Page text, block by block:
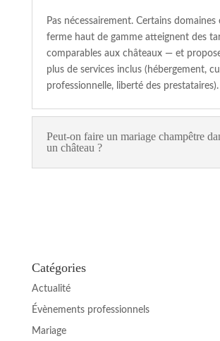
Pas nécessairement. Certains domaines
ferme haut de gamme atteignent des
comparables aux châteaux — et
plus de services inclus (hébergement,
professionnelle, liberté des prestataires).
Peut-on faire un mariage champêtre
un château ?
Catégories
Actualité
Évènements professionnels
Mariage